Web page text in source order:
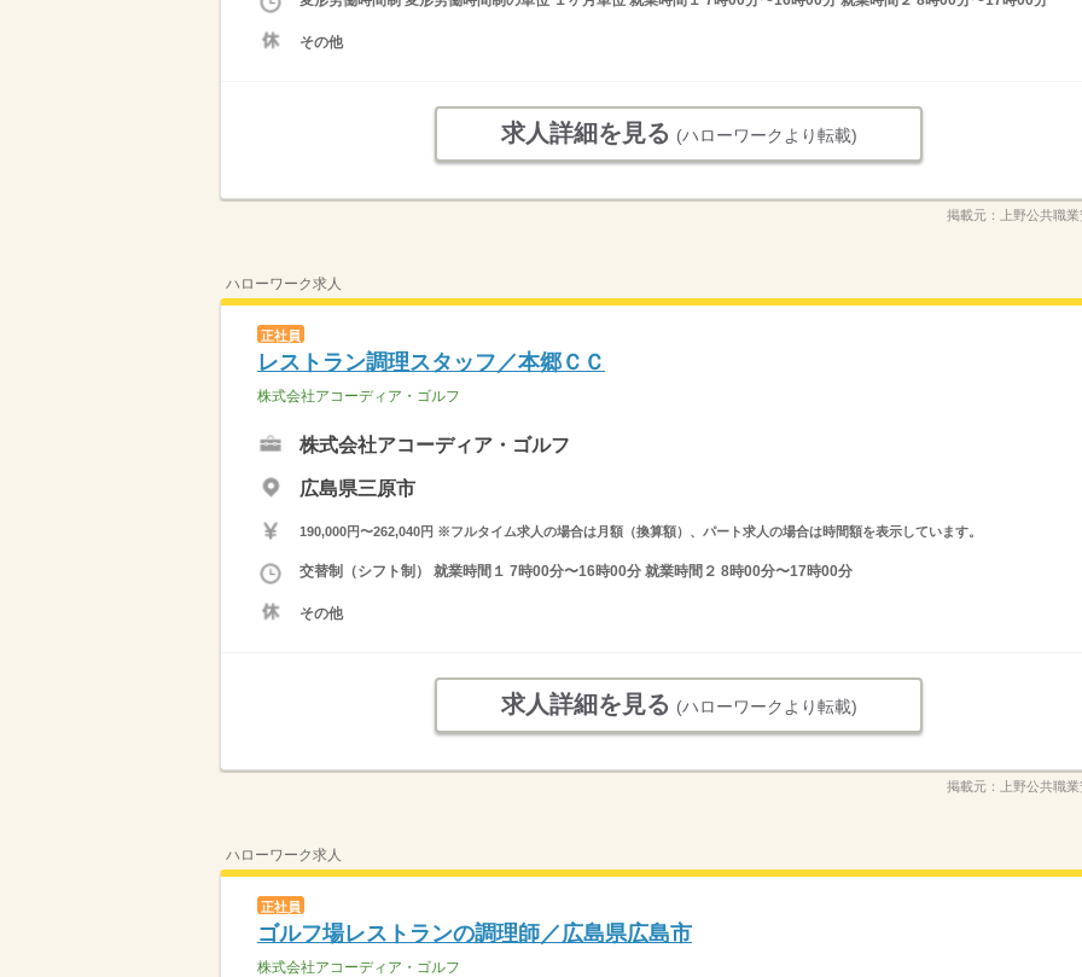
その他
求人詳細を見る (ハローワークより転載)
掲載元： 上野公共職
ハローワーク求人
正社員
レストラン調理スタッフ／本郷ＣＣ
株式会社アコーディア・ゴルフ
株式会社アコーディア・ゴルフ
広島県三原市
190,000円〜262,040円 ※フルタイム求人の場合は月額（換算額）、パート求人の場合は時間額を表示しています。
交替制（シフト制） 就業時間１ 7時00分〜16時00分 就業時間２ 8時00分〜17時00分
その他
求人詳細を見る (ハローワークより転載)
掲載元： 上野公共職
ハローワーク求人
正社員
ゴルフ場レストランの調理師／広島県広島市
株式会社アコーディア・ゴルフ